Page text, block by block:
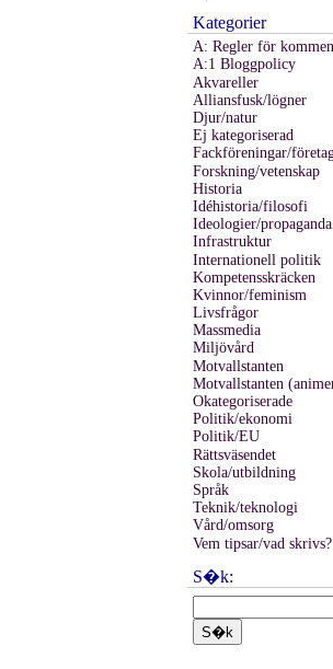
Kategorier
A: Regler för
A:1 Bloggpolicy
Akvareller
Alliansfusk/lögner
Djur/natur
Ej kategoriserad
Fackföreningar/
Forskning/vetenskap
Historia
Idéhistoria/filosofi
Ideologier/propaganda
Infrastruktur
Internationell politik
Kompetensskräcken
Kvinnor/feminism
Livsfrågor
Massmedia
Miljövård
Motvallstanten
Motvallstanten
Okategoriserade
Politik/ekonomi
Politik/EU
Rättsväsendet
Skola/utbildning
Språk
Teknik/teknologi
Vård/omsorg
Vem tipsar/vad skrivs?
S�k: